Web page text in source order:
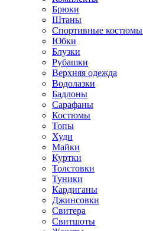
Брюки
Штаны
Спортивные костюмы
Юбки
Блузки
Рубашки
Верхняя одежда
Водолазки
Бадлоны
Сарафаны
Костюмы
Топы
Худи
Майки
Куртки
Толстовки
Туники
Кардиганы
Джинсовки
Свитера
Свитшоты